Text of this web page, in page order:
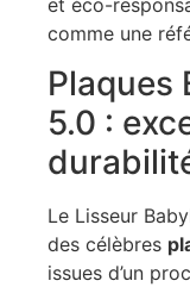
comme une
Plaques
5.0 :
Le Lisseur
des célèbres
issues d’un